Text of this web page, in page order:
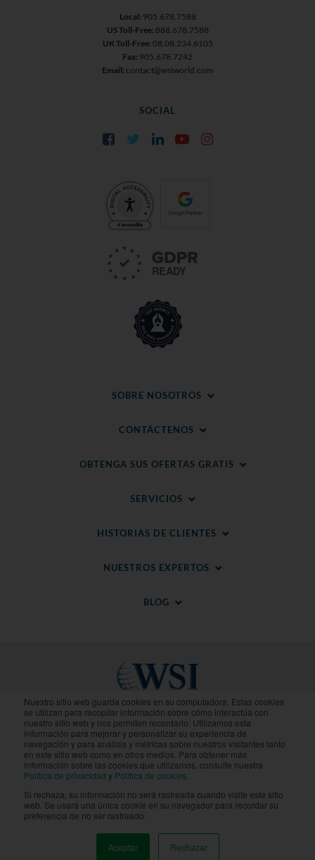
Nuestro sitio web guarda cookies en su computadora. Estas cookies
se utilizan para recopilar información sobre cómo interactúa con
nuestro sitio web y nos permiten recordarlo. Utilizamos esta
información para mejorar y personalizar su experiencia de
navegación y para análisis y métricas sobre nuestros visitantes tanto
en este sitio web como en otros medios. Para obtener más
información sobre las cookies que utilizamos, consulte nuestra
Política de privacidad y Política de cookies
Si rechaza, su información no será rastreada cuando visite este sitio
web. Se usará una única cookie en su navegador para recordar su
preferencia de no ser rastreado.
Aceptar Rechazar
Local: 905.678.7588
US Toll-Free: 888.678.7588
UK Toll-Free: 08.08.234.6105
Fax: 905.678.7242
Email: contact@wsiworld.com
SOCIAL
FacebookTwitter LinkedInYouTube
SOBRE NOSOTROS
CONTÁCTENOS
OBTENGA SUS OFERTAS GRATIS
SERVICIOS
HISTORIAS DE CLIENTES
NUESTROS EXPERTOS
BLOG
© 2020-2026WSI. Todos los derechos reservados.
WSI ICE y WSI IM son marcas registradas.
Declaracion de Privacidad . Politica de Cookies
agencia de WSI es independiente en propiedad y
operación.
Sitios Regionales